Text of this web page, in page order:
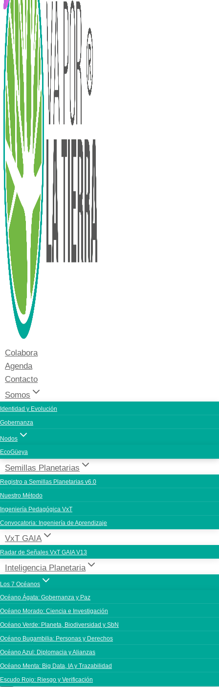
Colabora
Agenda
Contacto
Somos
Identidad y Evolución
Gobernanza
Nodos
EcoGüeya
Semillas Planetarias
Registro a Semillas Planetarias v6.0
Nuestro Método
Ingeniería Pedagógica VxT
Convocatoria: Ingeniería de Aprendizaje
VxT GAIA
Radar de Señales VxT GAIA V13
Inteligencia Planetaria
Los 7 Océanos
Océano Ágata: Gobernanza y Paz
Océano Morado: Ciencia e Investigación
Océano Verde: Planeta, Biodiversidad y SbN
Océano Bugambilia: Personas y Derechos
Océano Azul: Diplomacia y Alianzas
Océano Menta: Big Data, IA y Trazabilidad
Escudo Rojo: Riesgo y Verificación